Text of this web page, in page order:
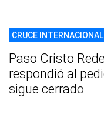
CRUCE INTERNACIONAL
Paso Cristo
respondió al
sigue cerrado